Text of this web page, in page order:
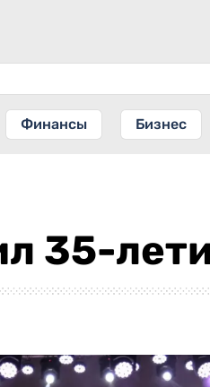
Финансы Бизнес
35-